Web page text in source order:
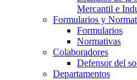
Mercantil e
Formularios y
Formularios
Normativas
Colaboradores
Defensor del
Departamentos